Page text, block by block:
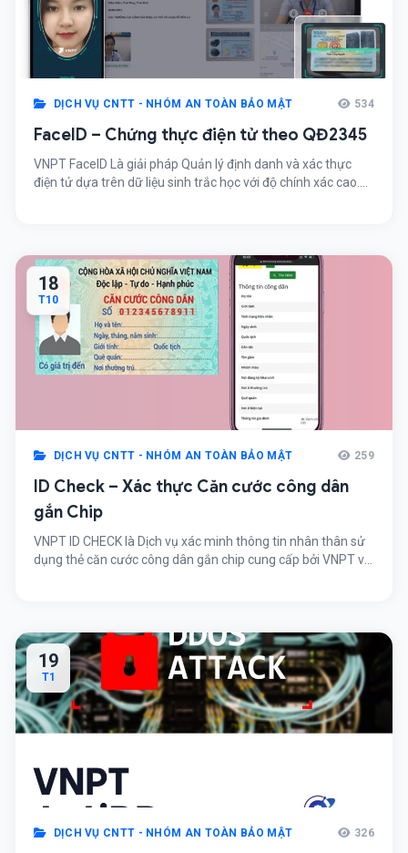
DỊCH VỤ CNTT - NHÓM AN TOÀN BẢO MẬT 534
FaceID – Chứng thực điện tử theo QĐ2345
VNPT FaceID Là giải pháp Quản lý định danh và xác thực
điện tử dựa trên dữ liệu sinh trắc học với độ chính xác cao.
18
T10
DỊCH VỤ CNTT - NHÓM AN TOÀN BẢO MẬT 259
ID Check – Xác thực Căn cước công dân
gắn Chip
VNPT ID CHECK là Dịch vụ xác minh thông tin nhân thân sử
dụng thẻ căn cước công dân gắn chip cung cấp bởi VNPT và
qua cơ sở dữ liệu dân cư quốc gia.
19
T1
DỊCH VỤ CNTT - NHÓM AN TOÀN BẢO MẬT 326